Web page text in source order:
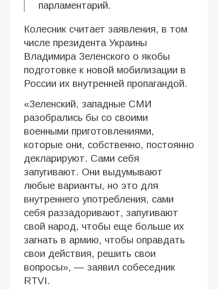
парламентарий.
Колесник считает заявления, в том
числе президента Украины
Владимира Зеленского о якобы
подготовке к новой мобилизации в
России их внутренней пропагандой.
«Зеленский, западные СМИ
разобрались бы со своими
военными приготовлениями,
которые они, собственно, постоянно
декларируют. Сами себя
запугивают. Они выдумывают
любые варианты, но это для
внутреннего употребления, сами
себя раззадоривают, запугивают
свой народ, чтобы еще больше их
загнать в армию, чтобы оправдать
свои действия, решить свои
вопросы», — заявил собеседник
RTVI.